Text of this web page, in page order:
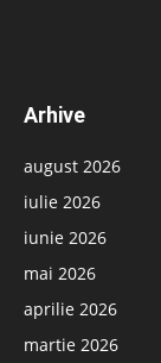
Arhive
august 2026
iulie 2026
iunie 2026
mai 2026
aprilie 2026
martie 2026